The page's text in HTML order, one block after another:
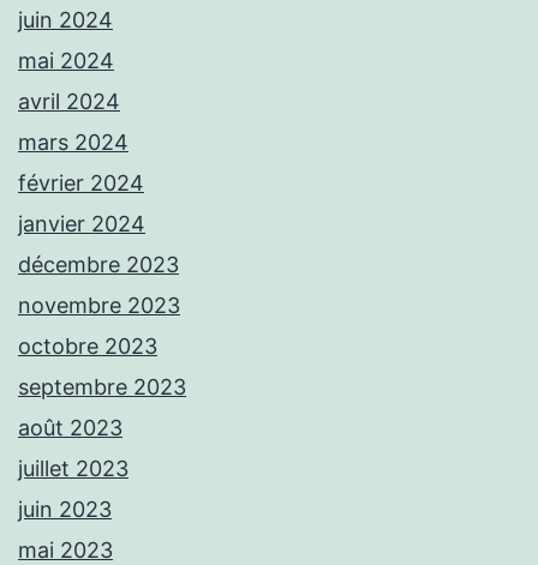
juin 2024
mai 2024
avril 2024
mars 2024
février 2024
janvier 2024
décembre 2023
novembre 2023
octobre 2023
septembre 2023
août 2023
juillet 2023
juin 2023
mai 2023